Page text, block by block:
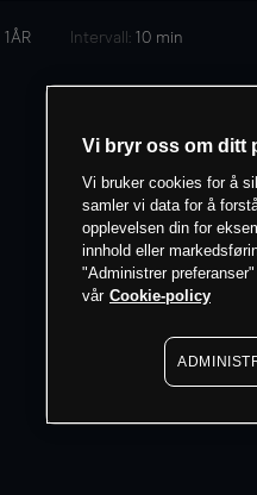
1ÅR Intervall: 10 min
Vi bryr oss om ditt
Vi bruker cookies for å
samler vi data for å
opplevelsen din for
innhold eller
"Administrer
vår Cookie-policy